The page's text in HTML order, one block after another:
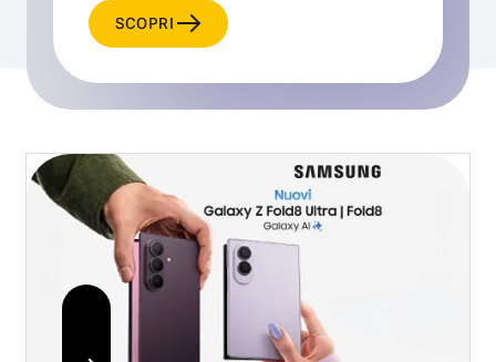
SCOPRI